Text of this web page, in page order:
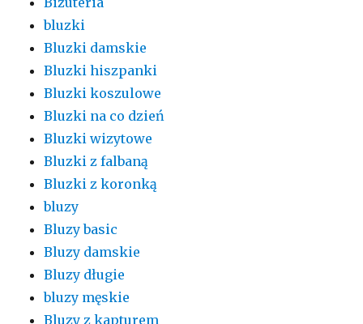
bluzki
Bluzki damskie
Bluzki hiszpanki
Bluzki koszulowe
Bluzki na co dzień
Bluzki wizytowe
Bluzki z falbaną
Bluzki z koronką
bluzy
Bluzy basic
Bluzy damskie
Bluzy długie
bluzy męskie
Bluzy z kapturem